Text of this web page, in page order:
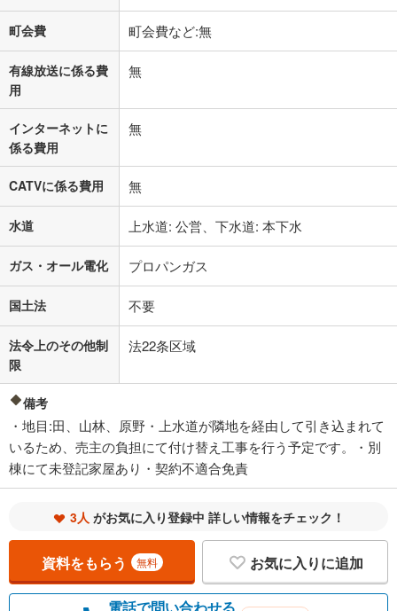
町会費 町会費など:無
有線放送に係る費
用
無
インターネットに
係る費用
無
CATVに係る費用 無
水道 上水道: 公営、下水道: 本下水
ガス・オール電化 プロパンガス
国土法 不要
法令上のその他制
限
法22条区域
備考
・地目:田、山林、原野・上水道が隣地を経由して引き込まれて
いるため、売主の負担にて付け替え工事を行う予定です。・別
棟にて未登記家屋あり・契約不適合免責
3人 がお気に入り登録中 詳しい情報をチェック！
資料をもらう 無料 お気に入りに追加
電話で問い合わせる